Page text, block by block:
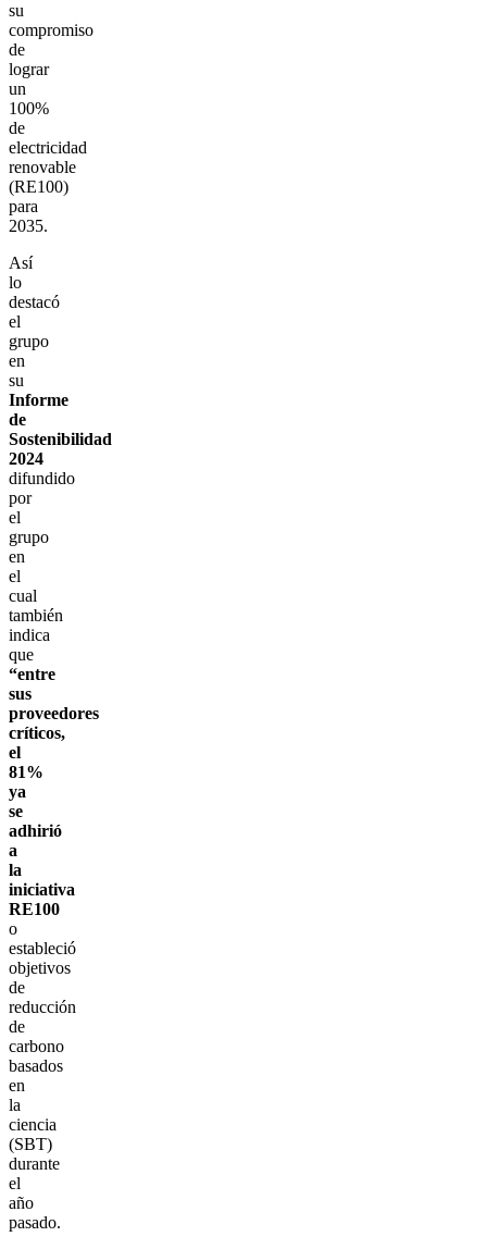
su
compromiso
de
lograr
un
100%
de
electricidad
renovable
(RE100)
para
2035.
Así
lo
destacó
el
grupo
en
su
Informe
de
Sostenibilidad
2024
difundido
por
el
grupo
en
el
cual
también
indica
que
“entre
sus
proveedores
críticos,
el
81%
ya
se
adhirió
a
la
iniciativa
RE100
o
estableció
objetivos
de
reducción
de
carbono
basados
en
la
ciencia
(SBT)
durante
el
año
pasado.